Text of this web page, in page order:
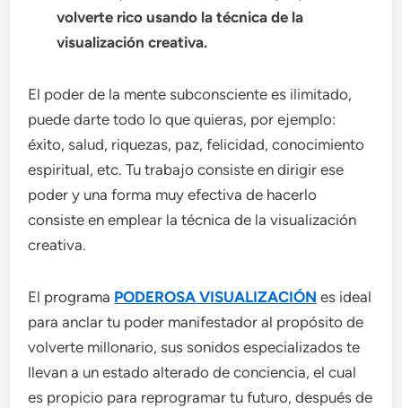
volverte rico usando la técnica de la
visualización creativa.
El poder de la mente subconsciente es ilimitado,
puede darte todo lo que quieras, por ejemplo:
éxito, salud, riquezas, paz, felicidad, conocimiento
espiritual, etc. Tu trabajo consiste en dirigir ese
poder y una forma muy efectiva de hacerlo
consiste en emplear la técnica de la visualización
creativa.
El programa PODEROSA VISUALIZACIÓN es ideal
para anclar tu poder manifestador al propósito de
volverte millonario, sus sonidos especializados te
llevan a un estado alterado de conciencia, el cual
es propicio para reprogramar tu futuro, después de